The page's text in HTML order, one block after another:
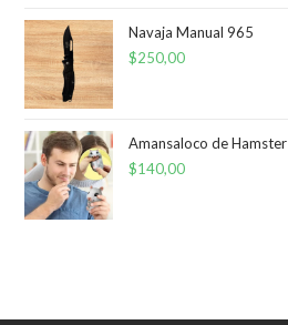
Navaja Manual 965
$250,00
Amansaloco de Hamster
$140,00